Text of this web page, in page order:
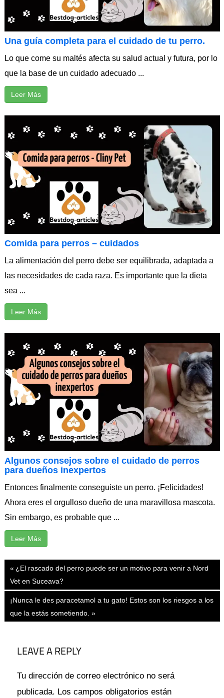
Una guía completa para el cuidado de tu perro.
Lo que come su maltés afecta su salud actual y futura, por lo
que la base de un cuidado adecuado ...
Leer Más
Comida para perros – cuidados
La alimentación del perro debe ser equilibrada, adaptada a
las necesidades de cada raza. Es importante que la dieta
sea ...
Leer Más
Algunos consejos sobre el cuidado de perros
para dueños inexpertos
Entonces finalmente conseguiste un perro. ¡Felicidades!
Ahora eres el orgulloso dueño de una maravillosa mascota.
Sin embargo, es probable que ...
Leer Más
ALIMENTACIÓN
CACHORROS
RECOMENDACIONES
Navegación
de
entradas
Previous
Post:
¿El rascado del perro puede ser un motivo para venir a Nord
Vet en Suceava?
Next
Post:
¡Nunca le des paracetamol a tu gato! Estos son los riesgos a los
que la estás sometiendo.
LEAVE A REPLY
Tu dirección de correo electrónico no será
publicada. Los campos obligatorios están